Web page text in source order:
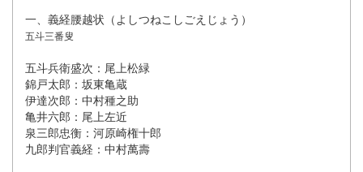
一、義経腰越状（よしつねこしごえじょう）
五斗三番叟
五斗兵衛盛次：尾上松緑
錦戸太郎：坂東亀蔵
伊達次郎：中村種之助
亀井六郎：尾上左近
泉三郎忠衡：河原崎権十郎
九郎判官義経：中村萬壽